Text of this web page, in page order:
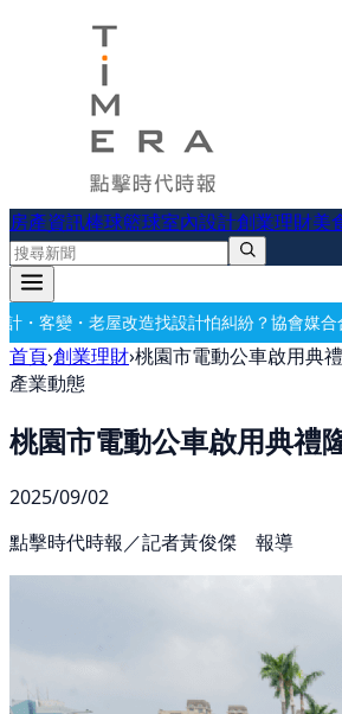
房產資訊棒球籃球室內設計創業理財美
設計怕糾紛？協會媒合合格設計師，設計有
首頁›創業理財›桃園市電動公車啟用典
產業動態
桃園市電動公車啟用典禮
2025/09/02
點擊時代時報／記者黃俊傑 報導